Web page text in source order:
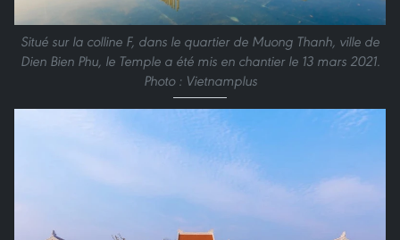
Situé sur la colline F, dans le quartier de Muong Thanh, ville de
Dien Bien Phu, le Temple a été mis en chantier le 13 mars 2021.
Photo : Vietnamplus